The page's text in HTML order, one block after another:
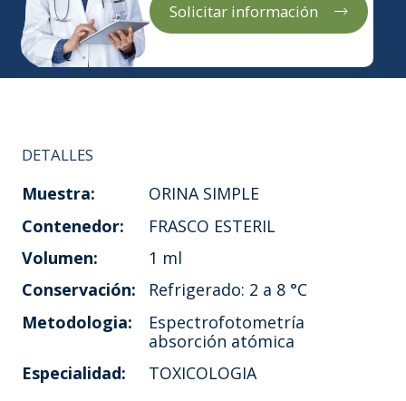
Solicitar información
DETALLES
Muestra:
ORINA SIMPLE
Contenedor:
FRASCO ESTERIL
Volumen:
1 ml
Conservación:
Refrigerado: 2 a 8 °C
Metodologia:
Espectrofotometría
absorción atómica
Especialidad:
TOXICOLOGIA